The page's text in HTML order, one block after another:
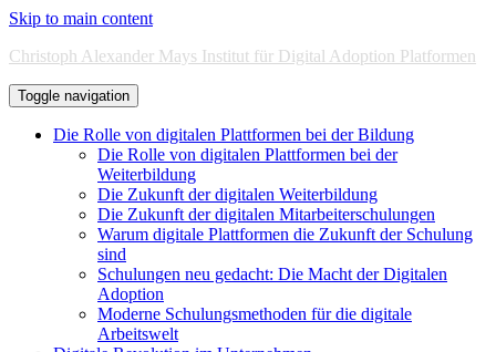
Skip to main content
Christoph Alexander Mays Institut für Digital Adoption Platformen
Toggle navigation
Die Rolle von digitalen Plattformen bei der Bildung
Die Rolle von digitalen Plattformen bei der
Weiterbildung
Die Zukunft der digitalen Weiterbildung
Die Zukunft der digitalen Mitarbeiterschulungen
Warum digitale Plattformen die Zukunft der Schulung
sind
Schulungen neu gedacht: Die Macht der Digitalen
Adoption
Moderne Schulungsmethoden für die digitale
Arbeitswelt